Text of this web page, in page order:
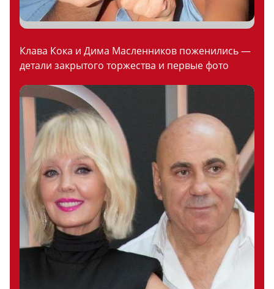
Клава Кока и Дима Масленников поженились —
детали закрытого торжества и первые фото